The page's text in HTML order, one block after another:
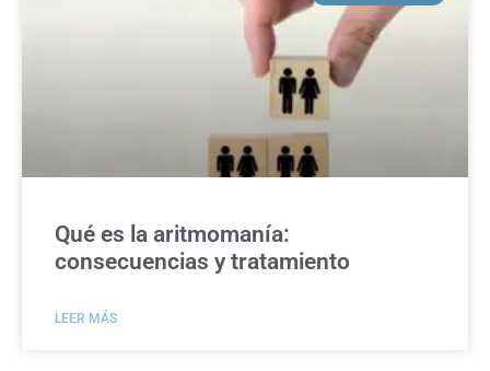
Qué es la aritmomanía:
consecuencias y tratamiento
LEER MÁS